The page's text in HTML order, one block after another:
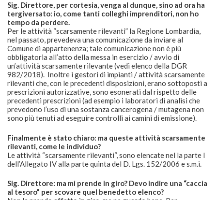
Sig. Direttore, per cortesia, venga al dunque, sino ad ora ha
tergiversato: io, come tanti colleghi imprenditori, non ho
tempo da perdere.
Per le attività “scarsamente rilevanti” la Regione Lombardia,
nel passato, prevedeva una comunicazione da inviare al
Comune di appartenenza; tale comunicazione non è più
obbligatoria all’atto della messa in esercizio / avvio di
un’attività scarsamente rilevante (vedi elenco della DGR
982/2018). Inoltre i gestori di impianti / attività scarsamente
rilevanti che, con le precedenti disposizioni, erano sottoposti a
prescrizioni autorizzative, sono esonerati dal rispetto delle
precedenti prescrizioni (ad esempio i laboratori di analisi che
prevedono l’uso di una sostanza cancerogena / mutagena non
sono più tenuti ad eseguire controlli ai camini di emissione).
Finalmente è stato chiaro: ma queste attività scarsamente
rilevanti, come le individuo?
Le attività “scarsamente rilevanti“, sono elencate nel la parte I
dell’Allegato IV alla parte quinta del D. Lgs. 152/2006 e s.m.i.
Sig. Direttore: ma mi prende in giro? Devo indire una “caccia
al tesoro” per scovare quel benedetto elenco?